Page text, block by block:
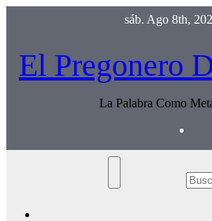
sáb. Ago 8th,
El Pregonero
La Palabra Como